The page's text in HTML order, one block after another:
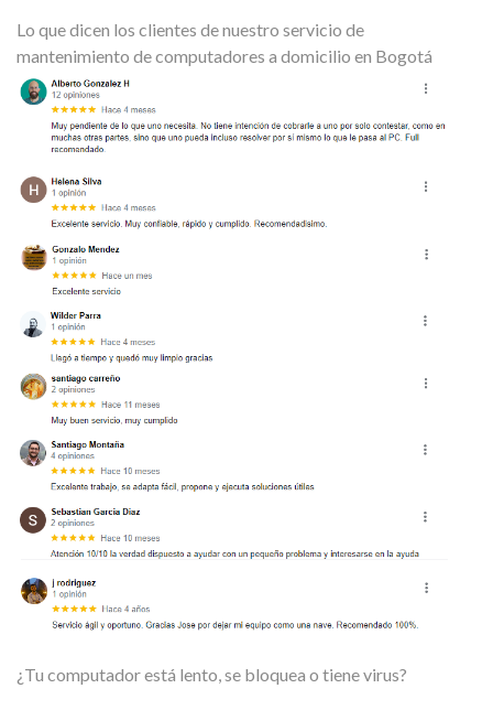
Lo que dicen los clientes de nuestro servicio de
mantenimiento de computadores a domicilio en Bogotá
¿Tu computador está lento, se bloquea o tiene virus?